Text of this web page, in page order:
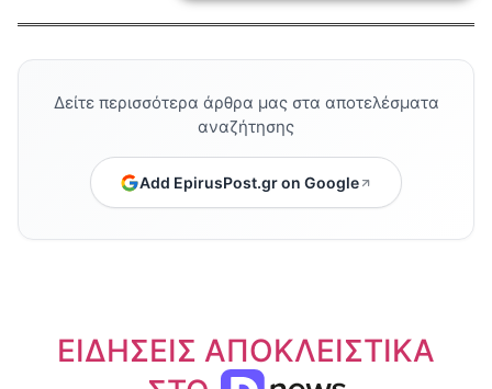
Δείτε περισσότερα άρθρα μας στα αποτελέσματα
αναζήτησης
Add EpirusPost.gr on Google
ΕΙΔΗΣΕΙΣ ΑΠΟΚΛΕΙΣΤΙΚΑ